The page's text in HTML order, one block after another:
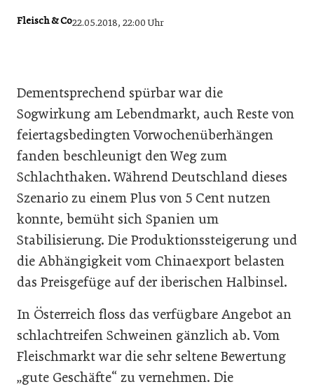
Fleisch & Co22.05.2018, 22:00 Uhr
Dementsprechend spürbar war die
Sogwirkung am Lebendmarkt, auch Reste von
feiertagsbedingten Vorwochenüberhängen
fanden beschleunigt den Weg zum
Schlachthaken. Während Deutschland dieses
Szenario zu einem Plus von 5 Cent nutzen
konnte, bemüht sich Spanien um
Stabilisierung. Die Produktionssteigerung und
die Abhängigkeit vom Chinaexport belasten
das Preisgefüge auf der iberischen Halbinsel.
In Österreich floss das verfügbare Angebot an
schlachtreifen Schweinen gänzlich ab. Vom
Fleischmarkt war die sehr seltene Bewertung
„gute Geschäfte“ zu vernehmen. Die